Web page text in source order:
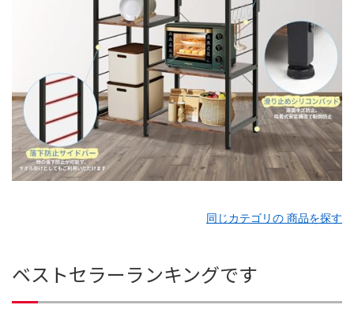
同じカテゴリの 商品を探す
ベストセラーランキングです